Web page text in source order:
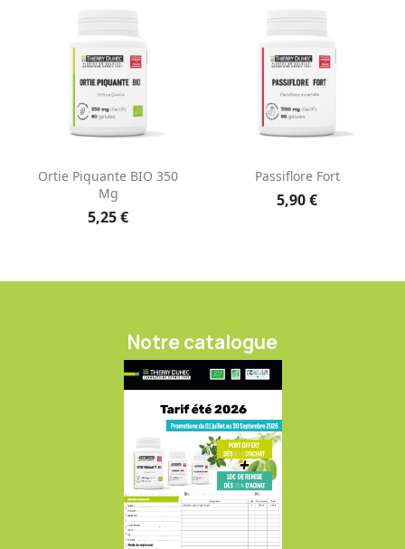
Ortie Piquante BIO 350
Mg
5,25 €
Passiflore Fort
5,90 €
Notre catalogue